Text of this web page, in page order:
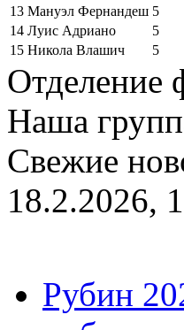
13 Мануэл Фернандеш 5
14 Луис Адриано
5
15 Никола Влашич 5
Отделение
Наша
Свежие
18.2.2026,
Рубин